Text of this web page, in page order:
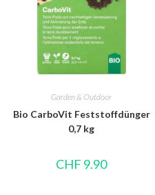
Garden & Outdoor
Bio CarboVit Feststoffdünger
0,7 kg
CHF 9.90